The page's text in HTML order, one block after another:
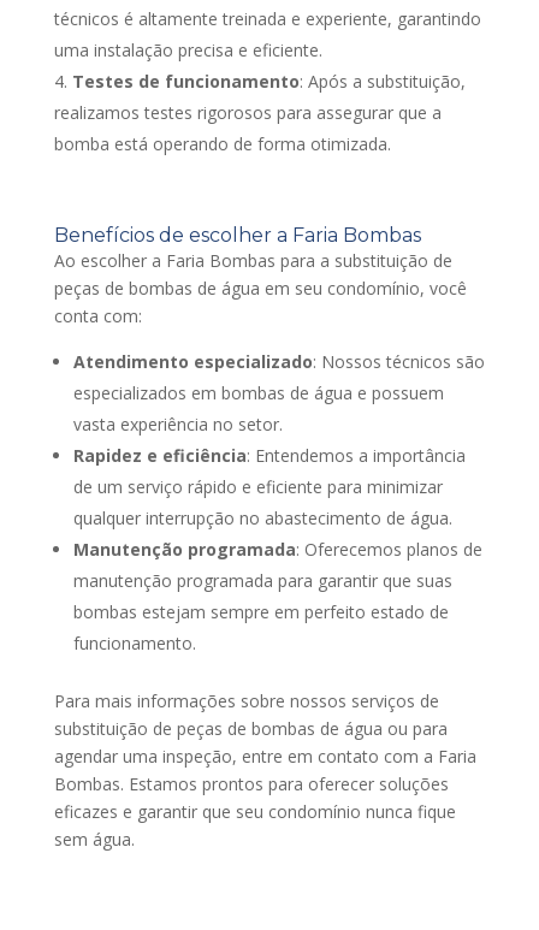
técnicos é altamente treinada e experiente, garantindo
uma instalação precisa e eficiente.
Testes de funcionamento: Após a substituição,
realizamos testes rigorosos para assegurar que a
bomba está operando de forma otimizada.
Benefícios de escolher a Faria Bombas
Ao escolher a Faria Bombas para a substituição de
peças de bombas de água em seu condomínio, você
conta com:
Atendimento especializado: Nossos técnicos são
especializados em bombas de água e possuem
vasta experiência no setor.
Rapidez e eficiência: Entendemos a importância
de um serviço rápido e eficiente para minimizar
qualquer interrupção no abastecimento de água.
Manutenção programada: Oferecemos planos de
manutenção programada para garantir que suas
bombas estejam sempre em perfeito estado de
funcionamento.
Para mais informações sobre nossos serviços de
substituição de peças de bombas de água ou para
agendar uma inspeção, entre em contato com a Faria
Bombas. Estamos prontos para oferecer soluções
eficazes e garantir que seu condomínio nunca fique
sem água.